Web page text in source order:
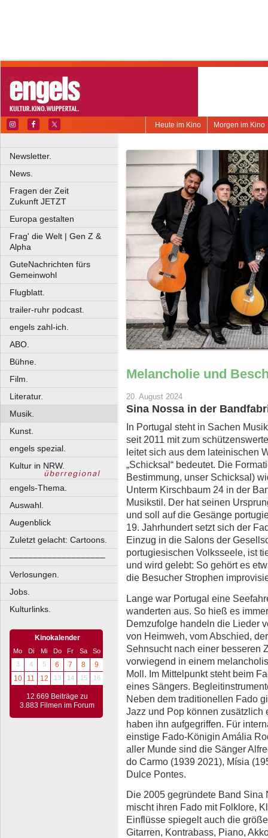
Morgen im Kino
Heute im Kino
Newsletter.
News.
Fragen der Zeit
Zukunft JETZT
Europa gestalten
Frag' die Welt | Gen Z &
Alpha
GuteNachrichten fürs
Gemeinwohl
Flugblatt.
trailer-ruhr podcast.
engels zahl-ich.
ABO.
Bühne.
Film.
Literatur.
Musik.
Kunst.
engels spezial.
Kultur in NRW.
engels-Thema.
Auswahl.
Augenblick
Zuletzt gelacht: Cartoons.
––––––––––––––––––––
Verlosungen.
Jobs.
Kulturlinks.
Kinokalender
Mo Di Mi Do Fr Sa
So
3
4 5 6 7 8
9
10
11 12 13 14 15 16
12.669 Beiträge zu
3.883 Filmen im Forum
Melancholie und
20. August 2024
Sina Nossa in der
In Portugal steht in Sachen
seit 2011 mit zum
leitet sich aus dem lateinischen
„Schicksal“ bedeutet. Die
Bestimmung, unser Schicksal)
Unterm Kirschbaum 24 in der
Musikstil. Der hat seinen
und soll auf die Gesänge
19. Jahrhundert setzt sich der
Einzug in die Salons der
portugiesischen Volksseele, ist
und wird gelebt: So gehört es
die Besucher Strophen
Lange war Portugal eine
wanderten aus. So hieß es
Demzufolge handeln die Lieder
von Heimweh, vom Abschied,
Sehnsucht nach einer besseren
vorwiegend in einem
Moll. Im Mittelpunkt steht beim
eines Sängers.
Neben dem traditionellen Fado
Jazz und Pop können
haben ihn aufgegriffen. Für
einstige Fado-Königin Amália
aller Munde sind die Sänger
do Carmo (1939 2021), Mísia
Dulce Pontes.
Die 2005 gegründete Band Sina
mischt ihren Fado mit Folklore,
Einflüsse spiegelt auch die
Gitarren, Kontrabass, Piano,